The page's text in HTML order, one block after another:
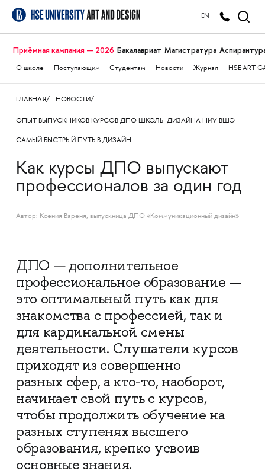
EN
Приёмная кампания — 2026 Бакалавриат Магистратура
О школе Поступающим Студентам Новости Журнал HSE ART
ГЛАВНАЯ НОВОСТИ
ОПЫТ ВЫПУСКНИКОВ КУРСОВ ДПО ШКОЛЫ ДИЗАЙНА НИУ ВШЭ
САМЫЙ БЫСТРЫЙ ПУТЬ В ДИЗАЙН
Как курсы ДПО выпускают
профессионалов за один год
Автор: Ксения Вареня, выпускница ДПО «Коммуникационный дизайн»
ДПО — дополнительное
профессиональное образование —
это оптимальный путь как для
знакомства с профессией, так и
для кардинальной смены
деятельности. Слушатели курсов
приходят из совершенно
разных сфер, а кто-то, наоборот,
начинает свой путь с курсов,
чтобы продолжить обучение на
разных ступенях высшего
образования, крепко усвоив
основные знания.